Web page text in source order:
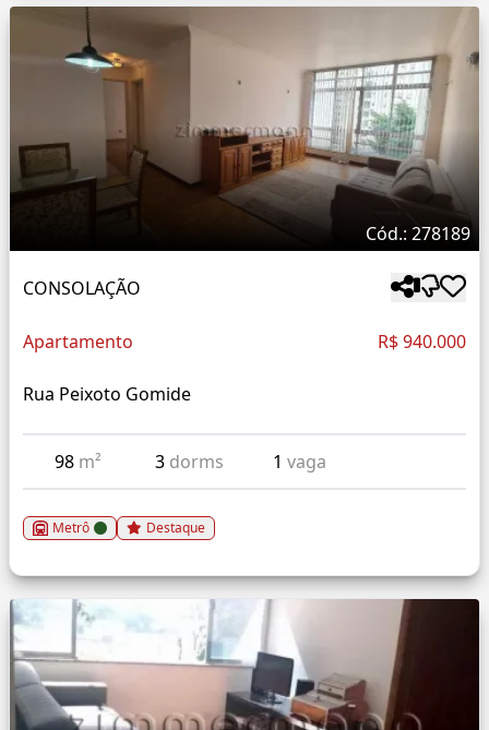
Cód.: 278189
CONSOLAÇÃO
Apartamento R$ 940.000
Rua Peixoto Gomide
98 m² 3 dorms 1vaga
Metrô Destaque